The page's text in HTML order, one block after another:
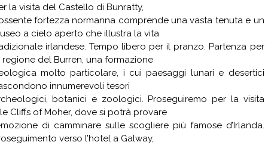
la visita del Castello di Bunratty,
fortezza normanna comprende una vasta tenuta e un
a cielo aperto che illustra la vita
irlandese. Tempo libero per il pranzo. Partenza per
regione del Burren, una formazione
molto particolare, i cui paesaggi lunari e desertici
innumerevoli tesori
botanici e zoologici. Proseguiremo per la visita
Cliffs of Moher, dove si potrà provare
di camminare sulle scogliere più famose d’Irlanda.
verso l’hotel a Galway,